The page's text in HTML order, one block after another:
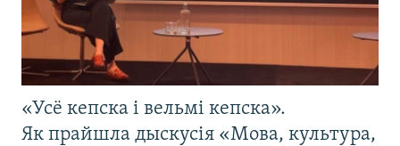
«Усё кепска і вельмі кепска».
Як прайшла дыскусія «Мова, культура,